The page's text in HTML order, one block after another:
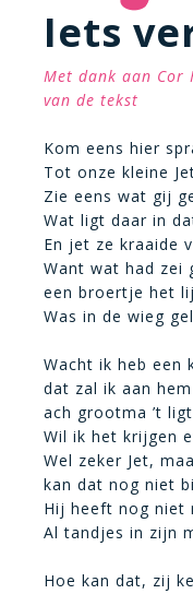
Iets
Met dank aan Cor
van de tekst
Kom eens hier
Tot onze kleine
Zie eens wat gij
Wat ligt daar in
En jet ze kraaide
Want wat had zei
een broertje het
Was in de wieg
Wacht ik heb een
dat zal ik aan
ach grootma ’t
Wil ik het krijgen
Wel zeker Jet,
kan dat nog niet
Hij heeft nog niet
Al tandjes in zijn
Hoe kan dat, zij